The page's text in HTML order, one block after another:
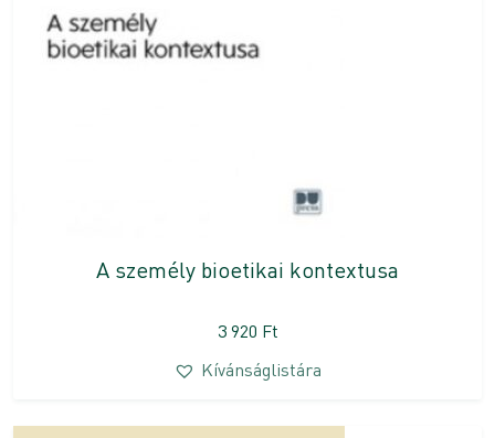
A személy bioetikai kontextusa
3 920 Ft
Kívánságlistára